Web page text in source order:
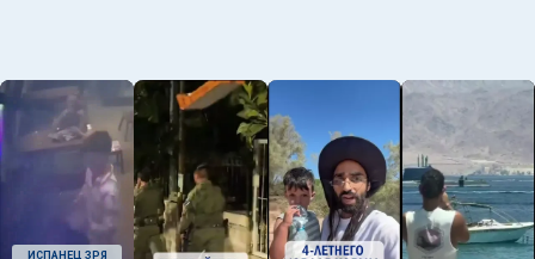
ИСПАНЕЦ ЗРЯ